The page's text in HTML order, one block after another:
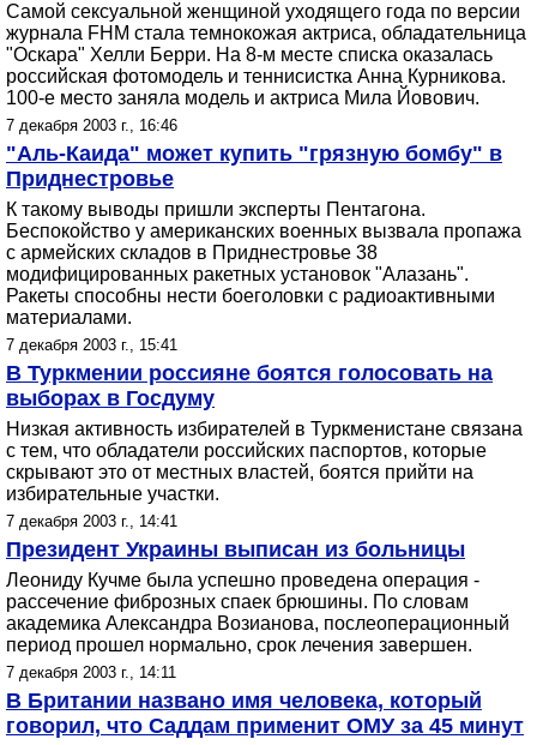
Самой сексуальной женщиной уходящего года по версии
журнала FHM стала темнокожая актриса, обладательница
"Оскара" Хелли Берри. На 8-м месте списка оказалась
российская фотомодель и теннисистка Анна Курникова.
100-е место заняла модель и актриса Мила Йовович.
7 декабря 2003 г., 16:46
"Аль-Каида" может купить "грязную бомбу" в
Приднестровье
К такому выводы пришли эксперты Пентагона.
Беспокойство у американских военных вызвала пропажа
с армейских складов в Приднестровье 38
модифицированных ракетных установок "Алазань".
Ракеты способны нести боеголовки с радиоактивными
материалами.
7 декабря 2003 г., 15:41
В Туркмении россияне боятся голосовать на
выборах в Госдуму
Низкая активность избирателей в Туркменистане связана
с тем, что обладатели российских паспортов, которые
скрывают это от местных властей, боятся прийти на
избирательные участки.
7 декабря 2003 г., 14:41
Президент Украины выписан из больницы
Леониду Кучме была успешно проведена операция -
рассечение фиброзных спаек брюшины. По словам
академика Александра Возианова, послеоперационный
период прошел нормально, срок лечения завершен.
7 декабря 2003 г., 14:11
В Британии названо имя человека, который
говорил, что Саддам применит ОМУ за 45 минут